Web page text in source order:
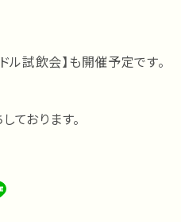
試飲会】も開催予定です。
ております。